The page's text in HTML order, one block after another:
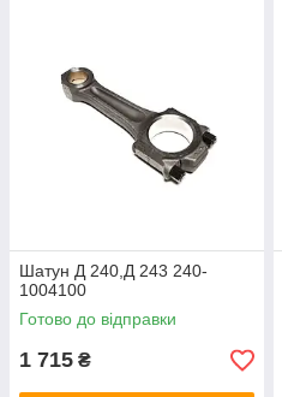
Шатун Д 240,Д 243 240-
1004100
Готово до відправки
1 715 ₴